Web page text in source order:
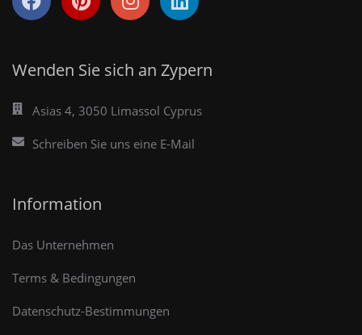
Wenden Sie sich an Zypern
Asias 4, 3050 Limassol Cyprus
Schreiben Sie uns eine E-Mail
Information
Das Unternehmen
Terms & Bedingungen
Datenschutz-Bestimmungen